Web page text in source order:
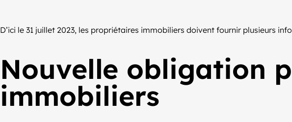
D’ici le 31 juillet 2023, les propriétaires immobiliers doivent fournir plusieurs
Nouvelle obligation
immobiliers